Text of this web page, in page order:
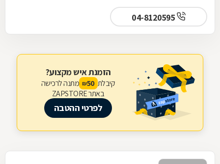
הזמנת איש מקצוע?
קיבלת 50
₪ מתנה לרכישה
באתר ZAPSTORE
לפרטי ההטבה